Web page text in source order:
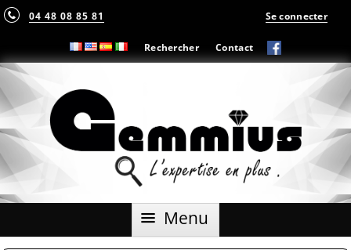
04 48 08 85 81
Rechercher Contact
Se connecter
Menu Aller